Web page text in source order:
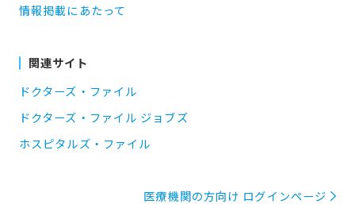
情報掲載にあたって
関連サイト
ドクターズ・ファイル
ドクターズ・ファイル ジョブズ
ホスピタルズ・ファイル
医療機関の方向け ログインページ